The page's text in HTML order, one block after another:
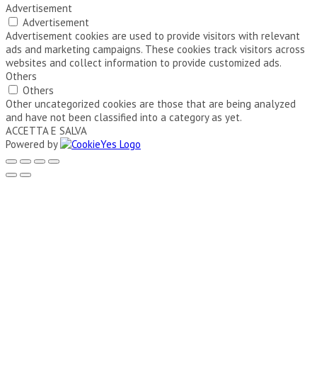
Advertisement
Advertisement
Advertisement cookies are used to provide visitors with relevant
ads and marketing campaigns. These cookies track visitors across
websites and collect information to provide customized ads.
Others
Others
Other uncategorized cookies are those that are being analyzed
and have not been classified into a category as yet.
ACCETTA E SALVA
Powered by